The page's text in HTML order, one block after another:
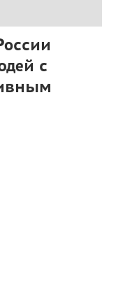
с